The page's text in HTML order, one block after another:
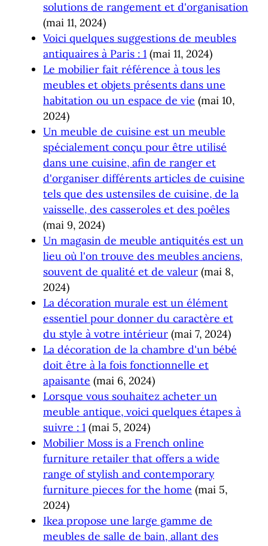
solutions de rangement et d'organisation
(mai 11, 2024)
Voici quelques suggestions de meubles
antiquaires à Paris : 1 (mai 11, 2024)
Le mobilier fait référence à tous les
meubles et objets présents dans une
habitation ou un espace de vie (mai 10,
2024)
Un meuble de cuisine est un meuble
spécialement conçu pour être utilisé
dans une cuisine, afin de ranger et
d'organiser différents articles de cuisine
tels que des ustensiles de cuisine, de la
vaisselle, des casseroles et des poêles
(mai 9, 2024)
Un magasin de meuble antiquités est un
lieu où l'on trouve des meubles anciens,
souvent de qualité et de valeur (mai 8,
2024)
La décoration murale est un élément
essentiel pour donner du caractère et
du style à votre intérieur (mai 7, 2024)
La décoration de la chambre d'un bébé
doit être à la fois fonctionnelle et
apaisante (mai 6, 2024)
Lorsque vous souhaitez acheter un
meuble antique, voici quelques étapes à
suivre : 1 (mai 5, 2024)
Mobilier Moss is a French online
furniture retailer that offers a wide
range of stylish and contemporary
furniture pieces for the home (mai 5,
2024)
Ikea propose une large gamme de
meubles de salle de bain, allant des